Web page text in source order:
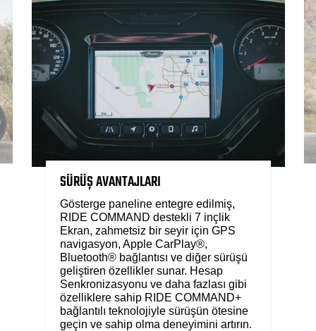
SÜRÜŞ AVANTAJLARI
Gösterge paneline entegre edilmiş,
RIDE COMMAND destekli 7 inçlik
Ekran, zahmetsiz bir seyir için GPS
navigasyon, Apple CarPlay®,
Bluetooth® bağlantısı ve diğer sürüşü
geliştiren özellikler sunar. Hesap
Senkronizasyonu ve daha fazlası gibi
özelliklere sahip RIDE COMMAND+
bağlantılı teknolojiyle sürüşün ötesine
geçin ve sahip olma deneyimini artırın.